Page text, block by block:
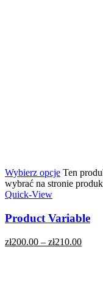
Wybierz opcje Ten
wybrać na stronie
Quick-View
Product Variable
zł200.00 – zł210.00